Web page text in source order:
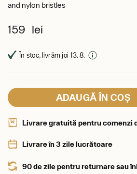
and nylon bristles
159 lei
În stoc, livrăm joi 13. 8.
ADAUGĂ ÎN COȘ
Livrare gratuită pentru comenzi
Livrare în 3 zile lucrătoare
90 de zile pentru returnare sau